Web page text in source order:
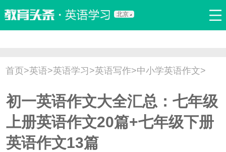
北京
双语新闻 口译翻译 职场英语 娱乐英语 少儿英语
流行语 新概念
首页>英语>英语学习 >英语写作>中小学英语作文>
初一英语作文大全汇总：七年级
上册英语作文20篇+七年级下册
英语作文13篇